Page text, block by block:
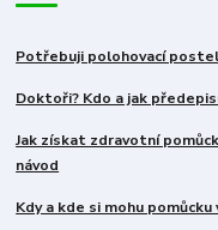
Potřebuji polohovací
Doktoři? Kdo a jak
Jak získat zdravotní
návod
Kdy a kde si mohu